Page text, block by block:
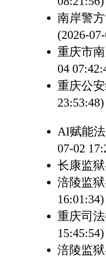
南岸警
(2026-
重庆市
04
重庆公
23:53:48)
AI赋能
07-02
长康监
涪陵监
16:01:34)
重庆司
15:45:54)
涪陵监